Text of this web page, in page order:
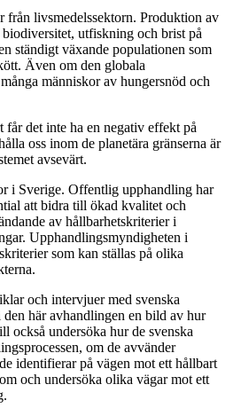
från livsmedelssektorn. Produktion av
utfiskning och brist på
ständigt växande populationen som
Även om den globala
människor av hungersnöd och
får det inte ha en negativ effekt på
oss inom de planetära gränserna är
avsevärt.
i Sverige. Offentlig upphandling har
att bidra till ökad kvalitet och
av hållbarhetskriterier i
Upphandlingsmyndigheten i
som kan ställas på olika
och intervjuer med svenska
här avhandlingen en bild av hur
också undersöka hur de svenska
om de avvänder
identifierar på vägen mot ett hållbart
och undersöka olika vägar mot ett